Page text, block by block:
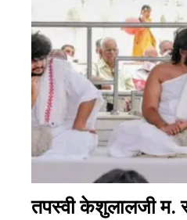
तपस्वी केशुलालजी म.